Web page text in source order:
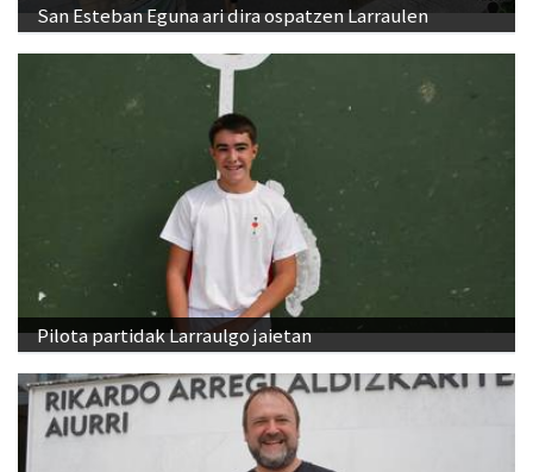
San Esteban Eguna ari dira ospatzen Larraulen
Pilota partidak Larraulgo jaietan